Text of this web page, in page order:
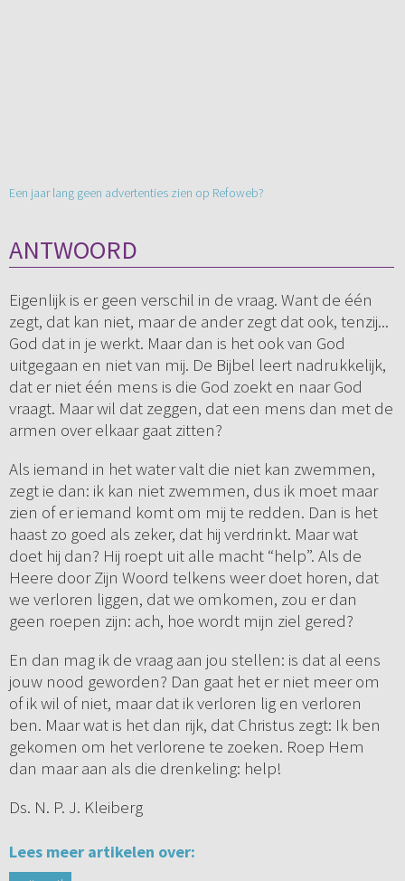
Een jaar lang geen advertenties zien op Refoweb?
ANTWOORD
Eigenlijk is er geen verschil in de vraag. Want de één
zegt, dat kan niet, maar de ander zegt dat ook, tenzij...
God dat in je werkt. Maar dan is het ook van God
uitgegaan en niet van mij. De Bijbel leert nadrukkelijk,
dat er niet één mens is die God zoekt en naar God
vraagt. Maar wil dat zeggen, dat een mens dan met de
armen over elkaar gaat zitten?
Als iemand in het water valt die niet kan zwemmen,
zegt ie dan: ik kan niet zwemmen, dus ik moet maar
zien of er iemand komt om mij te redden. Dan is het
haast zo goed als zeker, dat hij verdrinkt. Maar wat
doet hij dan? Hij roept uit alle macht “help”. Als de
Heere door Zijn Woord telkens weer doet horen, dat
we verloren liggen, dat we omkomen, zou er dan
geen roepen zijn: ach, hoe wordt mijn ziel gered?
En dan mag ik de vraag aan jou stellen: is dat al eens
jouw nood geworden? Dan gaat het er niet meer om
of ik wil of niet, maar dat ik verloren lig en verloren
ben. Maar wat is het dan rijk, dat Christus zegt: Ik ben
gekomen om het verlorene te zoeken. Roep Hem
dan maar aan als die drenkeling: help!
Ds. N. P. J. Kleiberg
Lees meer artikelen over: